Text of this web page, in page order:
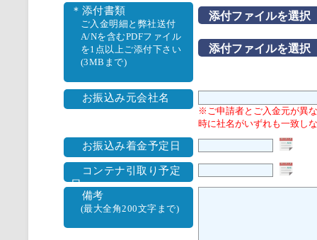
＊添付書類
ご入金明細と弊社送付
A/Nを含むPDFファイル
を1点以上ご添付下さい
(3MBまで)
添付ファイルを選択
添付ファイルを選択
お振込み元会社名
※ご申請者とご入金元が異
時に社名がいずれも一致し
お振込み着金予定日
コンテナ引取り予定
日
備考
(最大全角200文字まで)